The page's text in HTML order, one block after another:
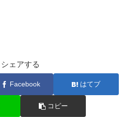
シェアする
Facebook はてブ
コピー